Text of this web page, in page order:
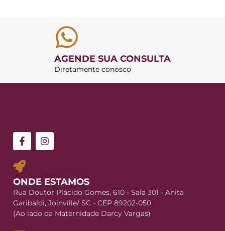
AGENDE SUA CONSULTA
Diretamente conosco
ONDE ESTAMOS
Rua Doutor Plácido Gomes, 610 - Sala 301 - Anita
Garibaldi, Joinville/ SC - CEP 89202-050
(Ao lado da Maternidade Darcy Vargas)